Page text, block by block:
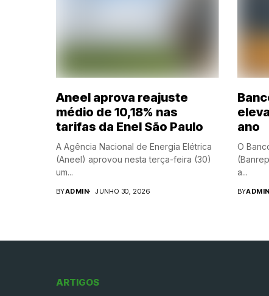
Aneel aprova reajuste
médio de 10,18% nas
tarifas da Enel São Paulo
A Agência Nacional de Energia Elétrica
(Aneel) aprovou nesta terça-feira (30)
um...
BYADMIN JUNHO 30, 2026
ano
O
a...
BYADMIN
ARTIGOS